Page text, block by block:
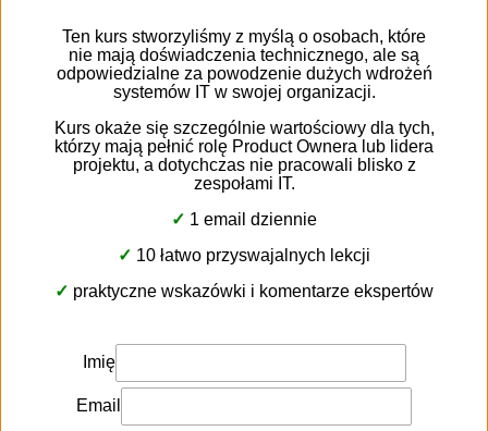
Випробувальні тести
Кожен функціонал, створений програмістами,